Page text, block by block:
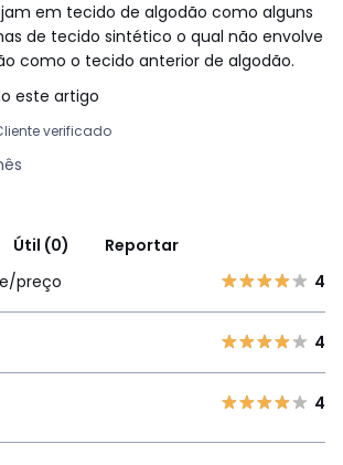
em tecido de algodão como alguns
de tecido sintético o qual não envolve
como o tecido anterior de algodão.
este artigo
verificado
Útil (0)
Reportar
preço
4
4
4